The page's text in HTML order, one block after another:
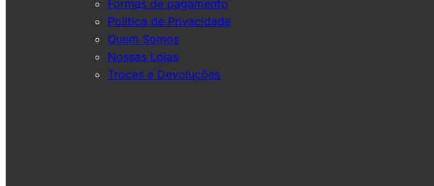
Formas de pagamento
Politica de Privacidade
Quem Somos
Nossas Lojas
Trocas e Devoluções